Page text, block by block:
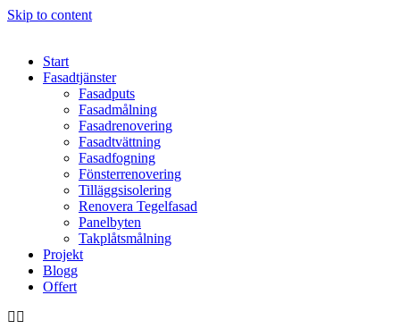
Skip to content
Start
Fasadtjänster
Fasadputs
Fasadmålning
Fasadrenovering
Fasadtvättning
Fasadfogning
Fönsterrenovering
Tilläggsisolering
Renovera Tegelfasad
Panelbyten
Takplåtsmålning
Projekt
Blogg
Offert